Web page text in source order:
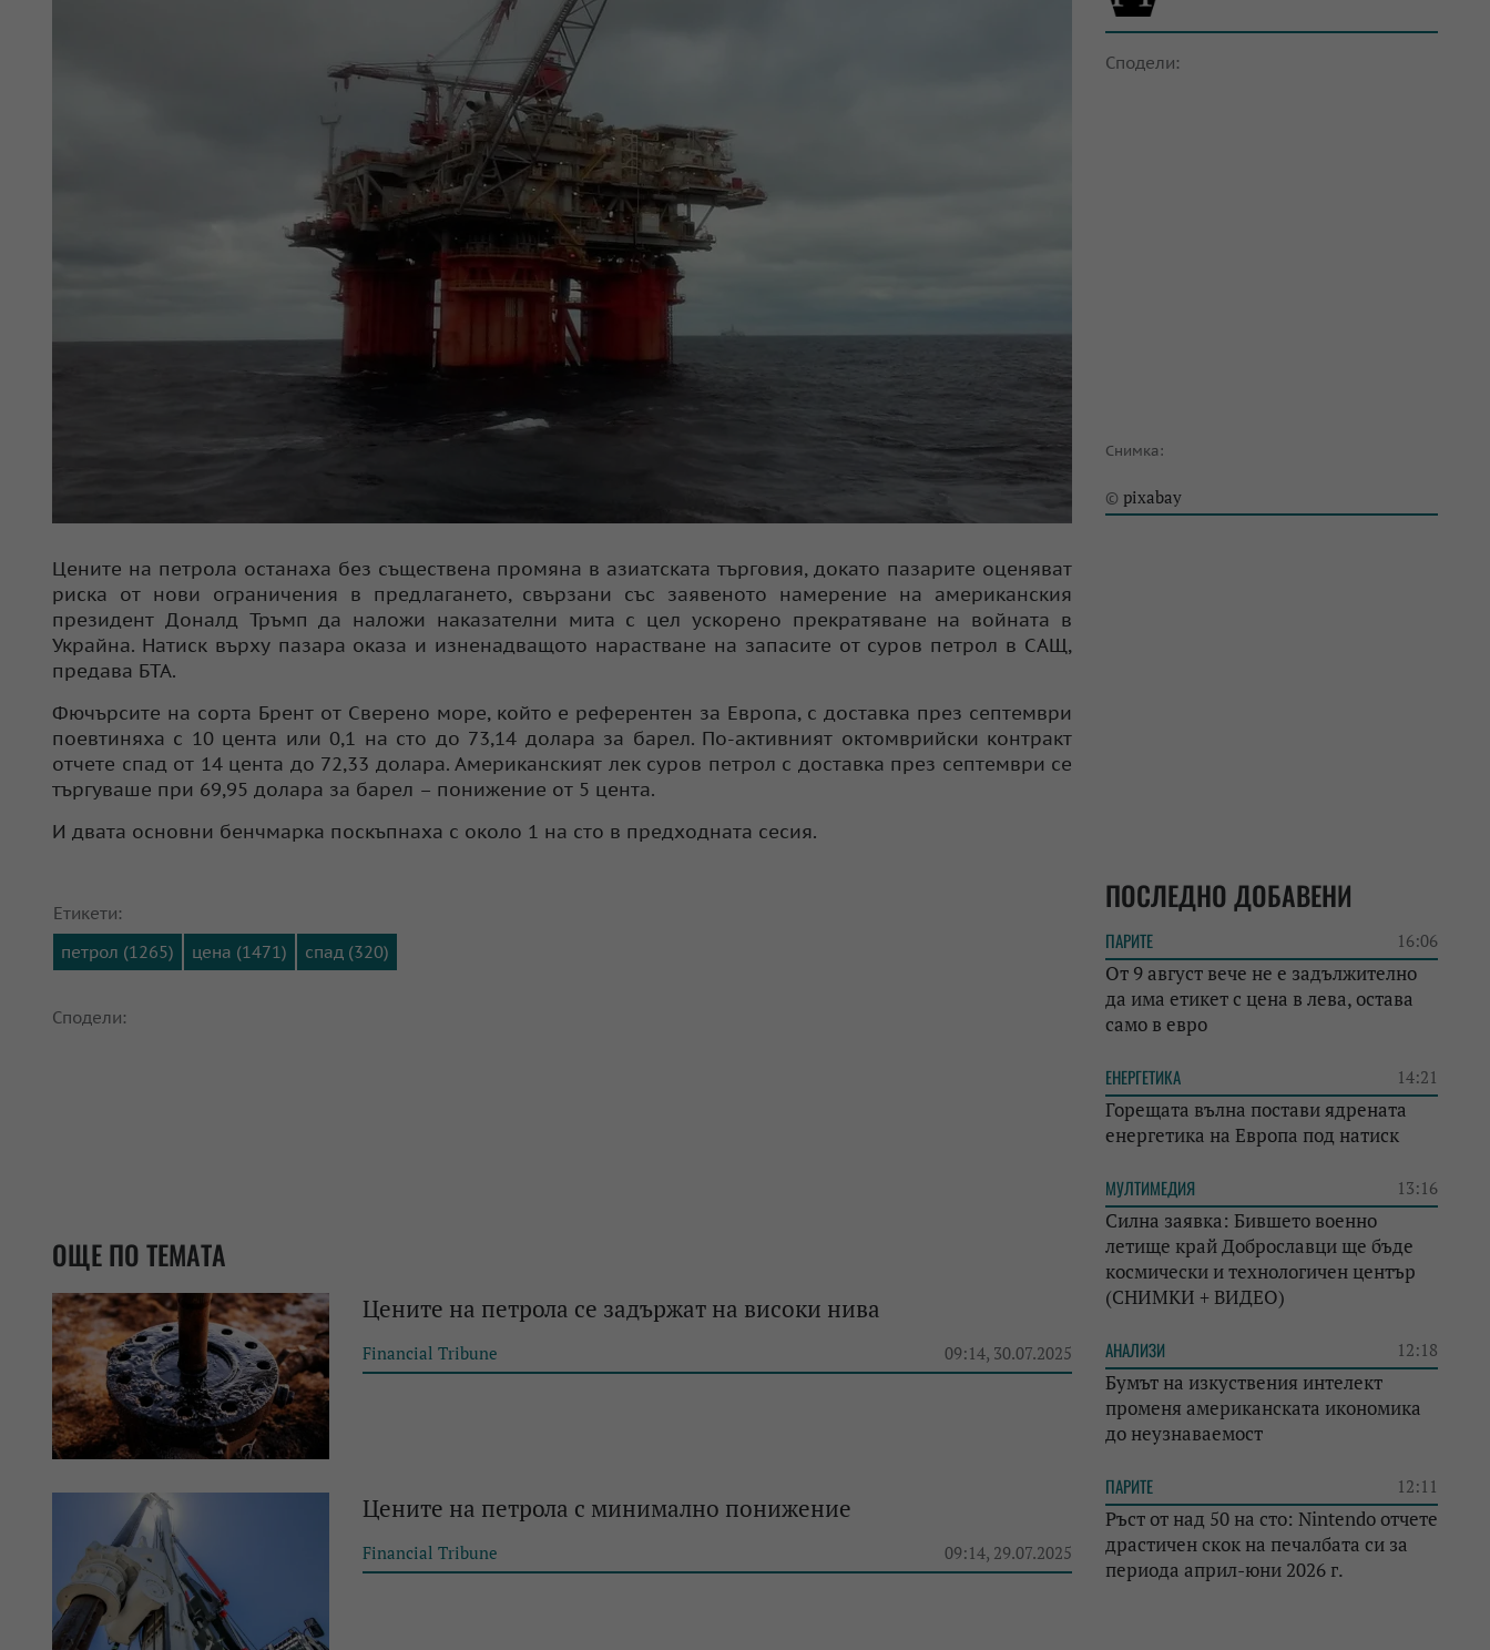
Сподели:
Снимка:
© pixabay
Цените на петрола останаха без съществена промяна в азиатската търговия, докато пазарите оценяват
риска от нови ограничения в предлагането, свързани със заявеното намерение на американския
президент Доналд Тръмп да наложи наказателни мита с цел ускорено прекратяване на войната в
Украйна. Натиск върху пазара оказа и изненадващото нарастване на запасите от суров петрол в САЩ,
предава БТА.
Фючърсите на сорта Брент от Сверено море, който е референтен за Европа, с доставка през септември
поевтиняха с 10 цента или 0,1 на сто до 73,14 долара за барел. По-активният октомврийски контракт
отчете спад от 14 цента до 72,33 долара. Американският лек суров петрол с доставка през септември се
търгуваше при 69,95 долара за барел – понижение от 5 цента.
И двата основни бенчмарка поскъпнаха с около 1 на сто в предходната сесия.
Етикети:
петрол (1265)
цена (1471) спад (320)
Сподели:
ОЩЕ ПО ТЕМАТА
Цените на петрола се задържат на високи нива
Financial Tribune 09:14, 30.07.2025
Цените на петрола с минимално понижение
Financial Tribune 09:14, 29.07.2025
ПОСЛЕДНО ДОБАВЕНИ
ПАРИТЕ 16:06
От 9 август вече не е задължително
да има етикет с цена в лева, остава
само в евро
ЕНЕРГЕТИКА 14:21
Горещата вълна постави ядрената
енергетика на Европа под натиск
МУЛТИМЕДИЯ 13:16
Силна заявка: Бившето военно
летище край Доброславци ще бъде
космически и технологичен център
(СНИМКИ + ВИДЕО)
АНАЛИЗИ 12:18
Бумът на изкуствения интелект
променя американската икономика
до неузнаваемост
ПАРИТЕ 12:11
Ръст от над 50 на сто: Nintendo отчете
драстичен скок на печалбата си за
периода април-юни 2026 г.